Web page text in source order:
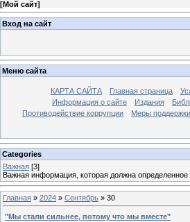
[Мой сайт]
Вход на сайт
Меню сайта
КАРТА САЙТА Главная страница
Информация о сайте
Издания
Противодействие коррупции
Меры
Categories
Важная [3]
Важная информация, которая должна
Главная » 2024 » Сентябрь » 30
"Мы стали сильнее, потому что мы вместе"